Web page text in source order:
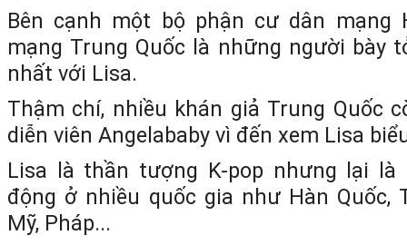
Bên cạnh một bộ phận cư dân mạng
mạng Trung Quốc là những người bày
nhất với Lisa.
Thậm chí, nhiều khán giả Trung Quốc
diễn viên Angelababy vì đến xem Lisa
Lisa là thần tượng K-pop nhưng lại là
động ở nhiều quốc gia như Hàn Quốc,
Mỹ, Pháp...